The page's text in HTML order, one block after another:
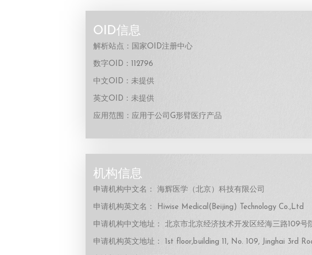
OID信息
解析站点：国家OID注册中心
数字OID：112796
中文OID：未提供
英文OID：未提供
应用范围：应用于公司G形臂医疗产品
机构信息
申请机构中文名： 海辉医学（北京）科技有限公司
申请机构英文名： Hiwise Medical(Beijing) Technology Co.,Ltd
申请机构中文地址： 北京市北京经济技术开发区经海三路109号
申请机构英文地址： 1st floor,building 11, No. 109, Jinghai 3rd